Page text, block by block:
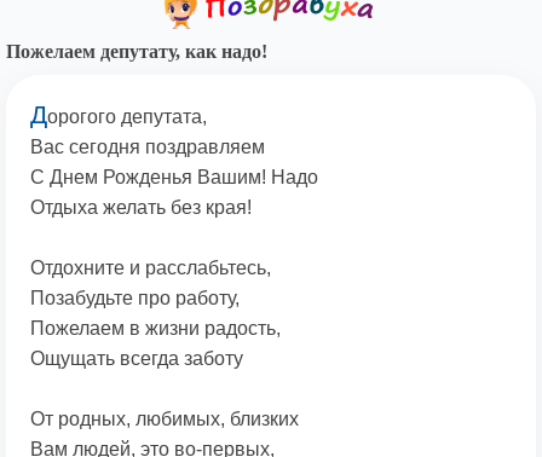
Пожелаем депутату, как надо!
Дорогого депутата,
Вас сегодня поздравляем
С Днем Рожденья Вашим! Надо
Отдыха желать без края!
Отдохните и расслабьтесь,
Позабудьте про работу,
Пожелаем в жизни радость,
Ощущать всегда заботу
От родных, любимых, близких
Вам людей, это во-первых,